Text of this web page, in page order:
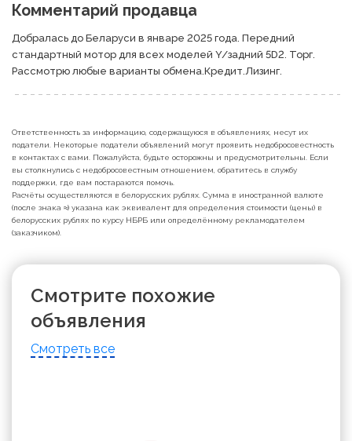
Комментарий продавца
Добралась до Беларуси в январе 2025 года. Передний
стандартный мотор для всех моделей Y/задний 5D2. Торг.
Рассмотрю любые варианты обмена.Кредит.Лизинг.
Ответственность за информацию, содержащуюся в объявлениях, несут их
податели. Некоторые податели объявлений могут проявить недобросовестность
в контактах с вами. Пожалуйста, будьте осторожны и предусмотрительны. Если
вы столкнулись с недобросовестным отношением, обратитесь в службу
поддержки, где вам постараются помочь.
Расчёты осуществляются в белорусских рублях. Сумма в иностранной валюте
(после знака ≈) указана как эквивалент для определения стоимости (цены) в
белорусских рублях по курсу НБРБ или определённому рекламодателем
(заказчиком).
Смотрите похожие
объявления
Смотреть все